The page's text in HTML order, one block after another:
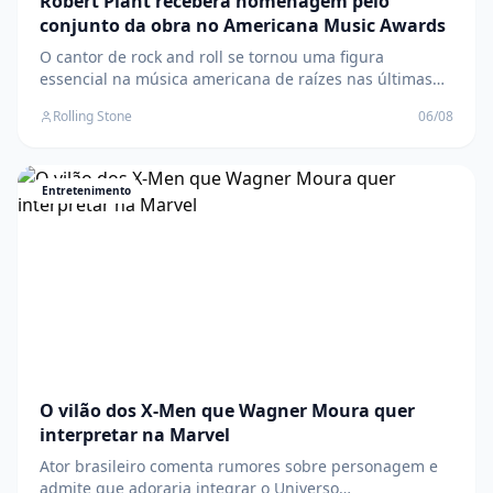
conjunto da obra no Americana Music Awards
O cantor de rock and roll se tornou uma figura
essencial na música americana de raízes nas últimas
Krauss e T Bone Burnett O post Robert Plant receberá
Music Awards apareceu primeiro em Rolling Stone
Brasil
Rolling Stone 06/08
Entretenimento
O vilão dos X-Men que Wagner Moura quer
interpretar na Marvel
Ator brasileiro comenta rumores sobre personagem e
admite que adoraria integrar o Universo